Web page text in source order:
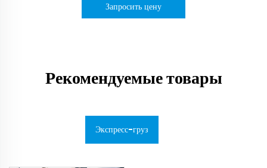
Запросить цену
Рекомендуемые товары
Экспресс-груз